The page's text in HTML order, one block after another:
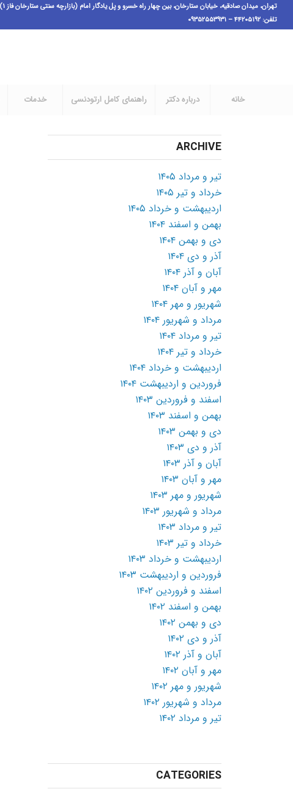
تهران، میدان صادقیه، خیابان ستارخان، بین چهار راه خسرو و پل یادگار امام (بازارچه سنتی ستارخان فاز ۱)،پ ٣،ط اول، واحد یک
تلفن: ۴۴۲۰۵۱۹۲ – ۰۹۳۵۲۵۵۳۹۳۱
خانه درباره دکتر راهنمای کامل ارتودنسی خدمات
ARCHIVE
تیر و مرداد ۱۴۰۵
خرداد و تیر ۱۴۰۵
اردیبهشت و خرداد ۱۴۰۵
بهمن و اسفند ۱۴۰۴
دی و بهمن ۱۴۰۴
آذر و دی ۱۴۰۴
آبان و آذر ۱۴۰۴
مهر و آبان ۱۴۰۴
شهریور و مهر ۱۴۰۴
مرداد و شهریور ۱۴۰۴
تیر و مرداد ۱۴۰۴
خرداد و تیر ۱۴۰۴
اردیبهشت و خرداد ۱۴۰۴
فروردین و اردیبهشت ۱۴۰۴
اسفند و فروردین ۱۴۰۳
بهمن و اسفند ۱۴۰۳
دی و بهمن ۱۴۰۳
آذر و دی ۱۴۰۳
آبان و آذر ۱۴۰۳
مهر و آبان ۱۴۰۳
شهریور و مهر ۱۴۰۳
مرداد و شهریور ۱۴۰۳
تیر و مرداد ۱۴۰۳
خرداد و تیر ۱۴۰۳
اردیبهشت و خرداد ۱۴۰۳
فروردین و اردیبهشت ۱۴۰۳
اسفند و فروردین ۱۴۰۲
بهمن و اسفند ۱۴۰۲
دی و بهمن ۱۴۰۲
آذر و دی ۱۴۰۲
آبان و آذر ۱۴۰۲
مهر و آبان ۱۴۰۲
شهریور و مهر ۱۴۰۲
مرداد و شهریور ۱۴۰۲
تیر و مرداد ۱۴۰۲
CATEGORIES